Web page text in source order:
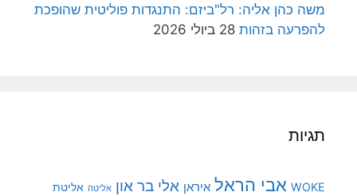
משה כהן אליה: רל"ביזם: התנגדות פוליטית שהופכת
להפרעה בזהות 28 ביולי 2026
תגיות
WOKE אבי הראל איראן אלי בר און אליטה אליטת